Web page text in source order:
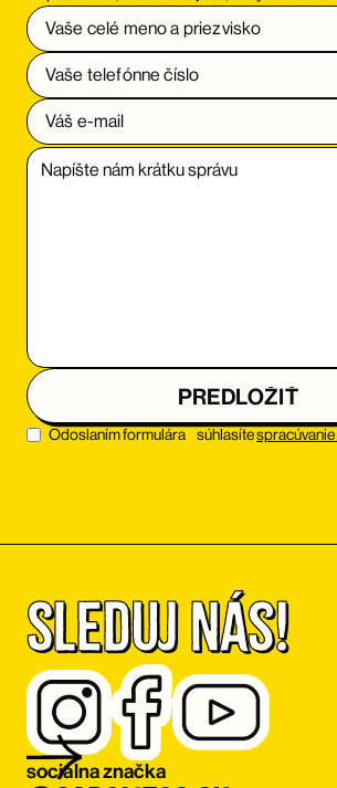
Odoslaním formulára súhlasíte
Sleduj nás!
sociálna značka